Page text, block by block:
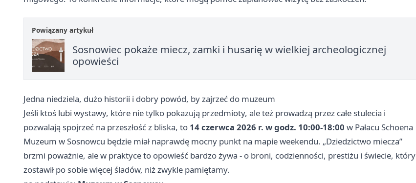
Powiązany artykuł
Sosnowiec pokaże miecz, zamki i husarię w wielkiej archeologicznej
opowieści
Jedna niedziela, dużo historii i dobry powód, by zajrzeć do muzeum
Jeśli ktoś lubi wystawy, które nie tylko pokazują przedmioty, ale też prowadzą przez całe stulecia i
pozwalają spojrzeć na przeszłość z bliska, to 14 czerwca 2026 r. w godz. 10:00-18:00 w Pałacu Schoena
Muzeum w Sosnowcu będzie miał naprawdę mocny punkt na mapie weekendu. „Dziedzictwo miecza”
brzmi poważnie, ale w praktyce to opowieść bardzo żywa - o broni, codzienności, prestiżu i świecie, który
zostawił po sobie więcej śladów, niż zwykle pamiętamy.